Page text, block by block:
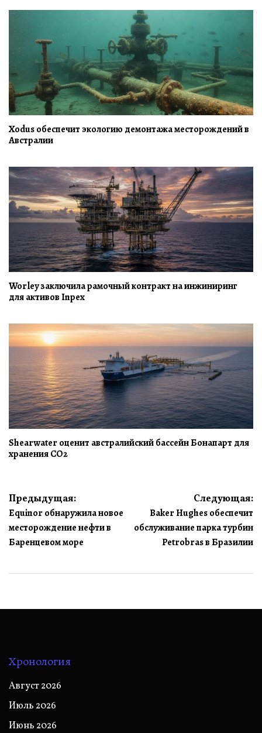
Xodus обеспечит экологию демонтажа месторождений в
Австралии
Worley заключила рамочный контракт на инжиниринг
для активов Inpex
Shearwater оценит австралийский бассейн Бонапарт для
хранения CO2
Навигация
по
записям
Предыдущая:
Equinor обнаружила новое
месторождение нефти в
Баренцевом море
Следующая:
Baker Hughes обеспечит
обслуживание парка турбин
Petrobras в Бразилии
Хронология
Август 2026
Июль 2026
Июнь 2026